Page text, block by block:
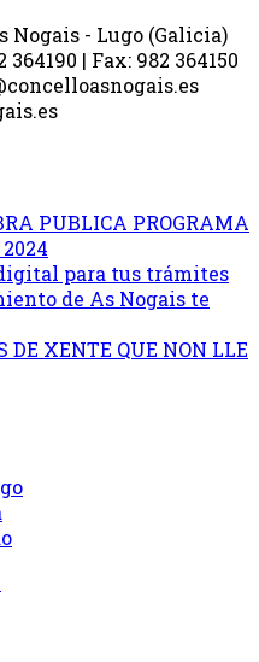
Nogais - Lugo (Galicia)
| Fax: 982 364150
PUBLICA PROGRAMA
2024
para tus trámites
de As Nogais te
DE XENTE QUE NON LLE